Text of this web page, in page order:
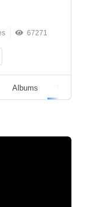
67271
Albums